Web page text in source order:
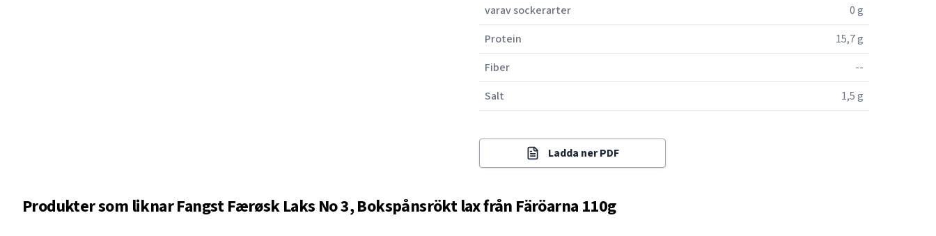
varav sockerarter
0 g
Protein
15,7 g
Fiber
--
Salt
1,5 g
Ladda ner PDF
Produkter som liknarFangst Færøsk Laks No 3, Bokspånsrökt lax från Färöarna 110g